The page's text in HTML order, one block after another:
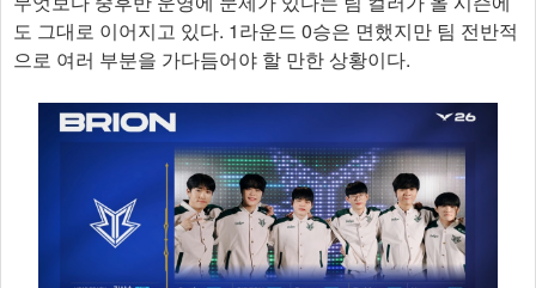
도 그대로 이어지고 있다. 1라운드 0승은 면했지만 팀 전반적
으로 여러 부분을 가다듬어야 할 만한 상황이다.